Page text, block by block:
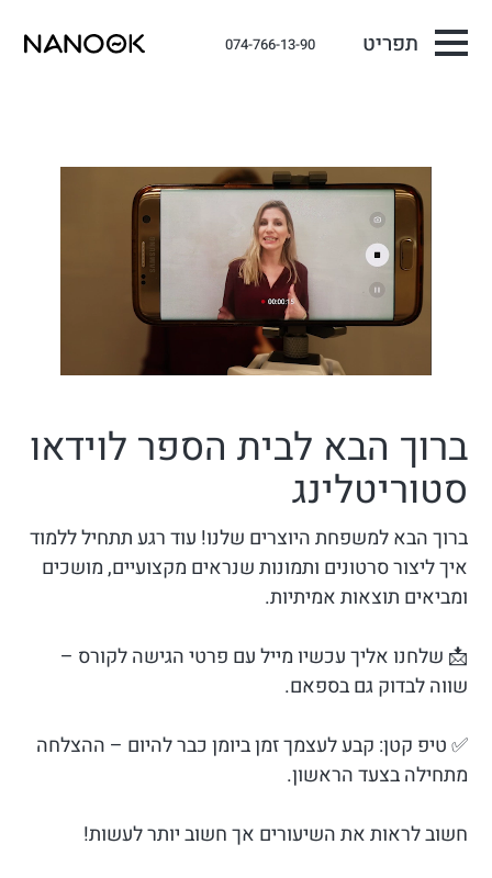
תפריט 074-766-13-90
ברוך הבא לבית הספר לוידאו
סטוריטלינג
ברוך הבא למשפחת היוצרים שלנו! עוד רגע תתחיל ללמוד
איך ליצור סרטונים ותמונות שנראים מקצועיים, מושכים
ומביאים תוצאות אמיתיות.
📩 שלחנו אליך עכשיו מייל עם פרטי הגישה לקורס –
שווה לבדוק גם בספאם.
✅ טיפ קטן: קבע לעצמך זמן ביומן כבר להיום – ההצלחה
מתחילה בצעד הראשון.
חשוב לראות את השיעורים אך חשוב יותר לעשות!